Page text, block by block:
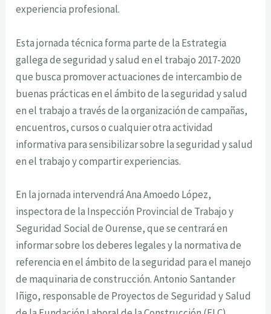
experiencia profesional.
Esta jornada técnica forma parte de la Estrategia
gallega de seguridad y salud en el trabajo 2017-2020
que busca promover actuaciones de intercambio de
buenas prácticas en el ámbito de la seguridad y salud
en el trabajo a través de la organización de campañas,
encuentros, cursos o cualquier otra actividad
informativa para sensibilizar sobre la seguridad y salud
en el trabajo y compartir experiencias.
En la jornada intervendrá Ana Amoedo López,
inspectora de la Inspección Provincial de Trabajo y
Seguridad Social de Ourense, que se centrará en
informar sobre los deberes legales y la normativa de
referencia en el ámbito de la seguridad para el manejo
de maquinaria de construcción. Antonio Santander
Iñigo, responsable de Proyectos de Seguridad y Salud